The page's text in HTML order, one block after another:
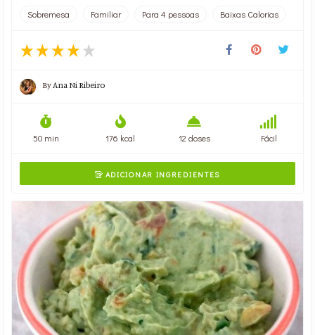
Sobremesa Familiar Para 4 pessoas Baixas Calorias
By Ana Ni Ribeiro
50 min 176 kcal 12 doses Fácil
ADICIONAR INGREDIENTES